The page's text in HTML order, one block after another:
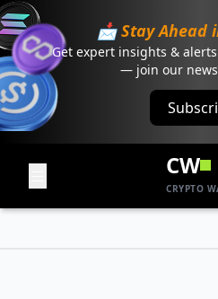
📩 Stay Ahead
Get expert insights &
— join our
CW
CRYPTO